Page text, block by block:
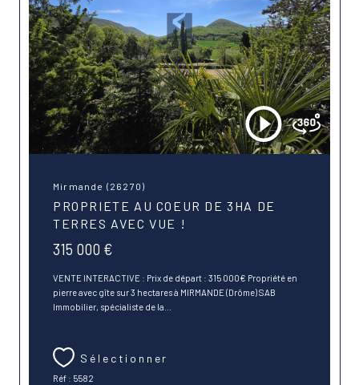
Mirmande (26270)
PROPRIETE AU COEUR DE 3HA DE
TERRES AVEC VUE !
315 000 €
VENTE INTERACTIVE : Prix de départ : 315 000€ Propriété en
pierre avec gîte sur 3 hectares à MIRMANDE (Drôme) SAB
Immobilier, spécialiste de la...
Sélectionner
Réf : 5582